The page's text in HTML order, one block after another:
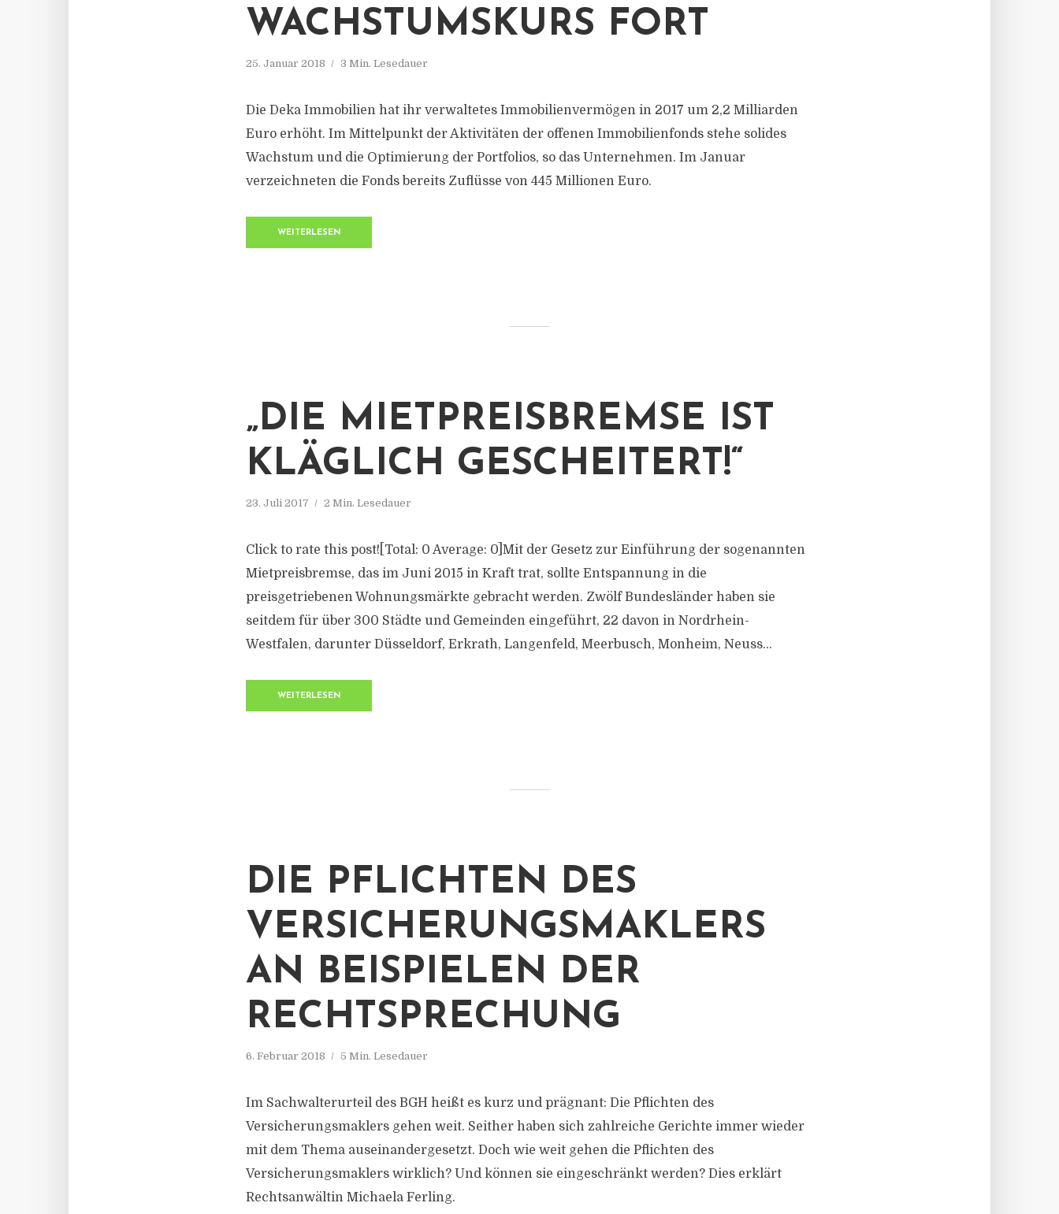
WACHSTUMSKURS FORT
25. Januar 2018 3 Min. Lesedauer
Die Deka Immobilien hat ihr verwaltetes Immobilienvermögen in 2017 um 2,2 Milliarden
Euro erhöht. Im Mittelpunkt der Aktivitäten der offenen Immobilienfonds stehe solides
Wachstum und die Optimierung der Portfolios, so das Unternehmen. Im Januar
verzeichneten die Fonds bereits Zuflüsse von 445 Millionen Euro.
WEITERLESEN
„DIE MIETPREISBREMSE IST
KLÄGLICH GESCHEITERT!“
23. Juli 2017 2 Min. Lesedauer
Click to rate this post![Total: 0 Average: 0]Mit der Gesetz zur Einführung der sogenannten
Mietpreisbremse, das im Juni 2015 in Kraft trat, sollte Entspannung in die
preisgetriebenen Wohnungsmärkte gebracht werden. Zwölf Bundesländer haben sie
seitdem für über 300 Städte und Gemeinden eingeführt, 22 davon in Nordrhein-
Westfalen, darunter Düsseldorf, Erkrath, Langenfeld, Meerbusch, Monheim, Neuss...
WEITERLESEN
DIE PFLICHTEN DES
VERSICHERUNGSMAKLERS
AN BEISPIELEN DER
RECHTSPRECHUNG
6. Februar 2018 5 Min. Lesedauer
Im Sachwalterurteil des BGH heißt es kurz und prägnant: Die Pflichten des
Versicherungsmaklers gehen weit. Seither haben sich zahlreiche Gerichte immer wieder
mit dem Thema auseinandergesetzt. Doch wie weit gehen die Pflichten des
Versicherungsmaklers wirklich? Und können sie eingeschränkt werden? Dies erklärt
Rechtsanwältin Michaela Ferling.